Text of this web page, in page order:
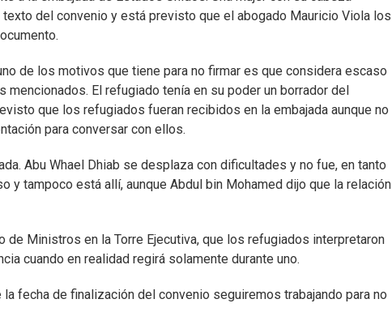
del convenio y está previsto que el abogado Mauricio Viola los
de los motivos que tiene para no firmar es que considera escaso
El refugiado tenía en su poder un borrador del
que los refugiados fueran recibidos en la embajada aunque no
para conversar con ellos.
Abu Whael Dhiab se desplaza con dificultades y no fue, en tanto
y tampoco está allí, aunque Abdul bin Mohamed dijo que la relación
de Ministros en la Torre Ejecutiva, que los refugiados interpretaron
cuando en realidad regirá solamente durante uno.
fecha de finalización del convenio seguiremos trabajando para no